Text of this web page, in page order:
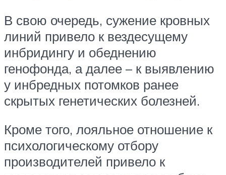
В свою очередь, сужение кровных
линий привело к вездесущему
инбридингу и обеднению
генофонда, а далее – к выявлению
у инбредных потомков ранее
скрытых генетических болезней.
Кроме того, лояльное отношение к
психологическому отбору
производителей привело к